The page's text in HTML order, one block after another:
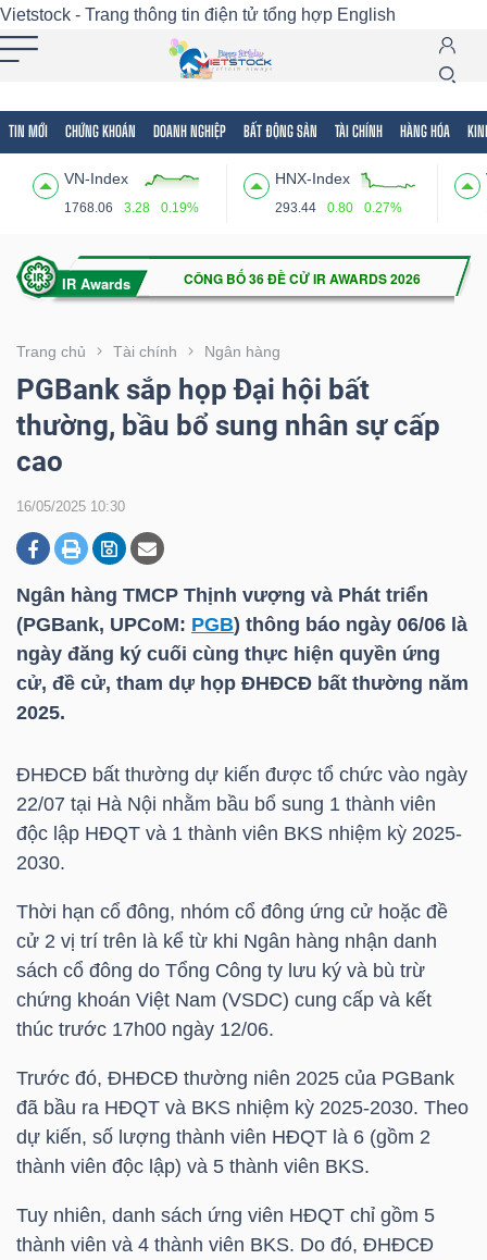
Vietstock - Trang thông tin điện tử tổng hợp English
TIN MỚI CHỨNG KHOÁN DOANH NGHIỆP BẤT ĐỘNG SẢN TÀI CHÍNH HÀNG HÓA
VN-Index
1768.06 3.28 0.19%
HNX-Index
293.44 0.80 0.27%
Trang chủ Tài chính Ngân hàng
PGBank sắp họp Đại hội bất
thường, bầu bổ sung nhân sự cấp
cao
16/05/2025 10:30
Ngân hàng TMCP Thịnh vượng và Phát triển
(PGBank, UPCoM: PGB) thông báo ngày 06/06 là
ngày đăng ký cuối cùng thực hiện quyền ứng
cử, đề cử, tham dự họp ĐHĐCĐ bất thường năm
2025.
ĐHĐCĐ bất thường dự kiến được tổ chức vào ngày
22/07 tại Hà Nội nhằm bầu bổ sung 1 thành viên
độc lập HĐQT và 1 thành viên BKS nhiệm kỳ 2025-
2030.
Thời hạn cổ đông, nhóm cổ đông ứng cử hoặc đề
cử 2 vị trí trên là kể từ khi Ngân hàng nhận danh
sách cổ đông do Tổng Công ty lưu ký và bù trừ
chứng khoán Việt Nam (VSDC) cung cấp và kết
thúc trước 17h00 ngày 12/06.
Trước đó, ĐHĐCĐ thường niên 2025 của PGBank
đã bầu ra HĐQT và BKS nhiệm kỳ 2025-2030. Theo
dự kiến, số lượng thành viên HĐQT là 6 (gồm 2
thành viên độc lập) và 5 thành viên BKS.
Tuy nhiên, danh sách ứng viên HĐQT chỉ gồm 5
thành viên và 4 thành viên BKS. Do đó, ĐHĐCĐ
Tất cả Tính năng Ngành Mã chứng khoán
Tính
(-)
VIETSTOCK
CHỨNG
KHOÁN
DOANH
NGHIỆP
BẤT
ĐỘNG
TÀI
KINH
TẾ
THẾ